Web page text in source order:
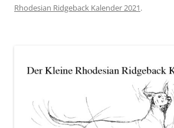
Rhodesian Ridgeback Kalender 2021.